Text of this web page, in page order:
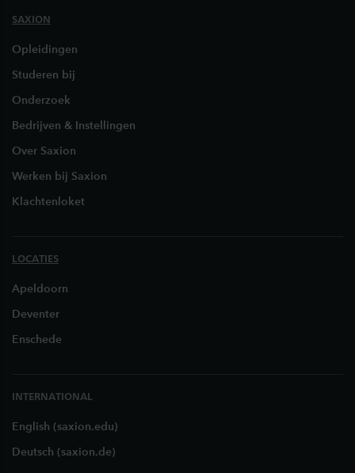
SAXION
Opleidingen
Studeren bij
Onderzoek
Bedrijven & Instellingen
Over Saxion
Werken bij Saxion
Klachtenloket
LOCATIES
Apeldoorn
Deventer
Enschede
INTERNATIONAL
English (saxion.edu)
Deutsch (saxion.de)